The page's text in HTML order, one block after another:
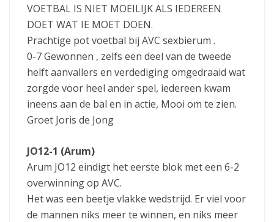
VOETBAL IS NIET MOEILIJK ALS IEDEREEN
DOET WAT IE MOET DOEN.
Prachtige pot voetbal bij AVC sexbierum .
0-7 Gewonnen , zelfs een deel van de tweede
helft aanvallers en verdediging omgedraaid wat
zorgde voor heel ander spel, iedereen kwam
ineens aan de bal en in actie, Mooi om te zien.
Groet Joris de Jong
JO12-1 (Arum)
Arum JO12 eindigt het eerste blok met een 6-2
overwinning op AVC.
Het was een beetje vlakke wedstrijd. Er viel voor
de mannen niks meer te winnen, en niks meer